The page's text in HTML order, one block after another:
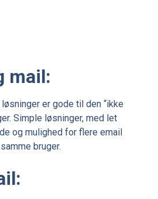
mail:
løsninger er gode til den “ikke
Simple løsninger, med let
og mulighed for flere email
bruger.